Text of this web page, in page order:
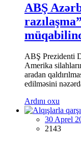
ABŞ
ABŞ Prezidenti
Amerika
aradan
edilməsini
Ardını oxu
30 Aprel
2143